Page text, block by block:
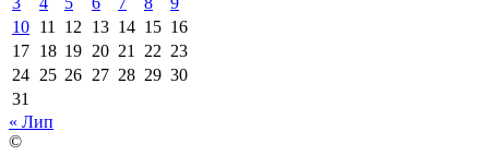
10 11 12 13 14 15 16
17 18 19 20 21 22 23
24 25 26 27 28 29 30
31
« Лип
©